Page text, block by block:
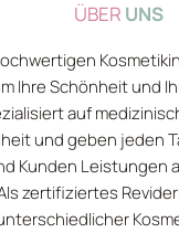
ÜBER UNS
Ihre Schönheit und
auf
und geben jeden
Kunden Leistungen
zertifiziertes